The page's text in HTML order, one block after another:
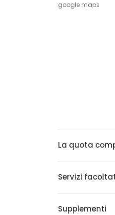
google maps
La quota
Servizi
Supplementi